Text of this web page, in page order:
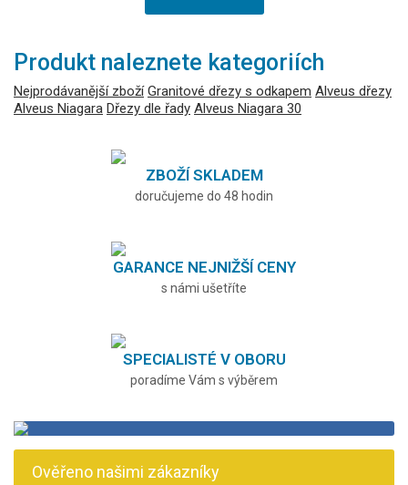
Produkt naleznete kategoriích
Nejprodávanější zboží Granitové dřezy s odkapem Alveus dřezy
Alveus Niagara Dřezy dle řady Alveus Niagara 30
ZBOŽÍ SKLADEM
doručujeme do 48 hodin
GARANCE NEJNIŽŠÍ CENY
s námi ušetříte
SPECIALISTÉ V OBORU
poradíme Vám s výběrem
Ověřeno našimi zákazníky